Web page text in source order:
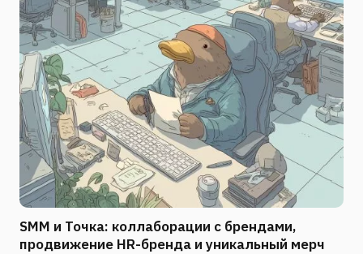
SMM и Точка: коллаборации с брендами,
продвижение HR-бренда и уникальный мерч